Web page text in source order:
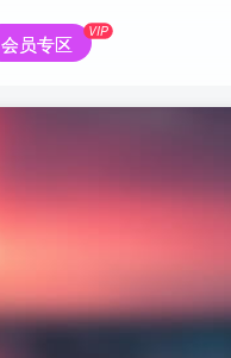
会员专区
VIP